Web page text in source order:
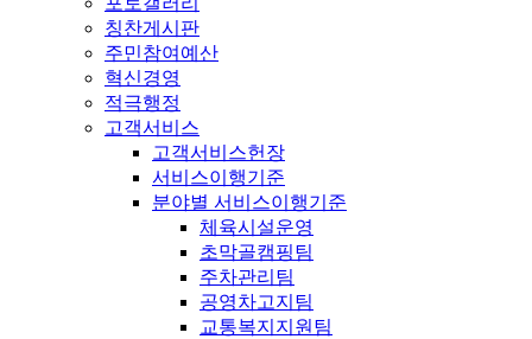
칭찬게시판
주민참여예산
혁신경영
적극행정
고객서비스
고객서비스헌장
서비스이행기준
분야별 서비스이행기준
체육시설운영
초막골캠핑팀
주차관리팀
공영차고지팀
교통복지지원팀